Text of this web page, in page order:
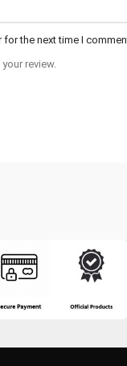
the next time I
review.